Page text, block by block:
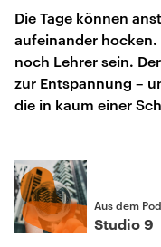
Die Tage können
aufeinander hocken.
noch Lehrer sein.
zur Entspannung –
die in kaum einer
Aus dem
Studio 9